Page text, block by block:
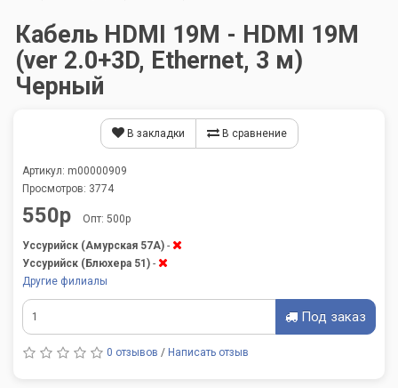
Кабель HDMI 19M - HDMI 19M
(ver 2.0+3D, Ethernet, 3 м)
Черный
В закладки В сравнение
Артикул: m00000909
Просмотров: 3774
550р Опт: 500р
Уссурийск (Амурская 57А) -
Уссурийск (Блюхера 51) -
Другие филиалы
Под заказ
0 отзывов / Написать отзыв